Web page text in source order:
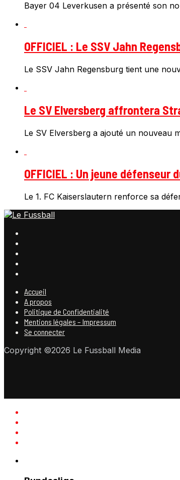
Bayer 04 Leverkusen a présenté son
OFFICIEL : Le SSV Jahn
Le SSV Jahn Regensburg tient une
Le SV Elversberg affrontera
Le SV Elversberg a ajouté un nouveau
OFFICIEL : Un jeune
Le 1. FC Kaiserslautern renforce sa
Accueil
A propos
Politique de Confidentialité
Mentions légales – Impressum
Se connecter
Copyright ©2026 Le Fussball Media